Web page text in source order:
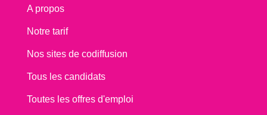
A propos
Notre tarif
Nos sites de codiffusion
Tous les candidats
Toutes les offres d'emploi